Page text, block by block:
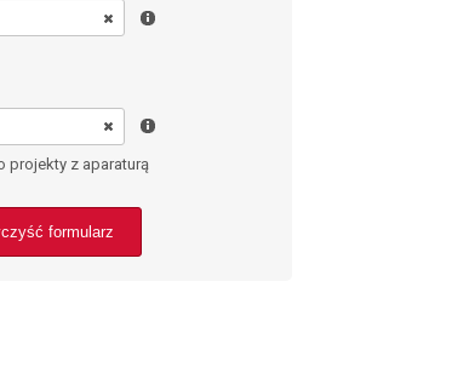
projekty z aparaturą
formularz